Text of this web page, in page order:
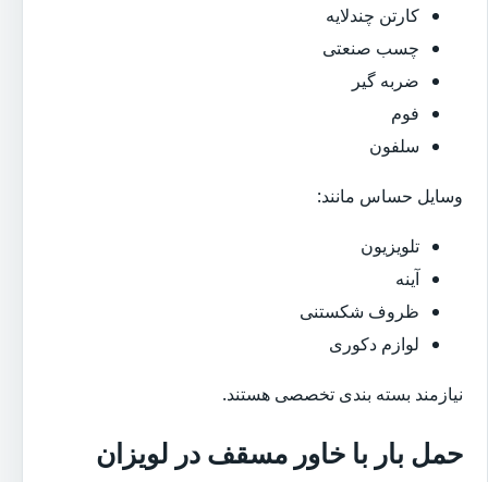
کارتن چندلایه
چسب صنعتی
ضربه گیر
فوم
سلفون
وسایل حساس مانند:
تلویزیون
آینه
ظروف شکستنی
لوازم دکوری
نیازمند بسته بندی تخصصی هستند.
حمل بار با خاور مسقف در لویزان